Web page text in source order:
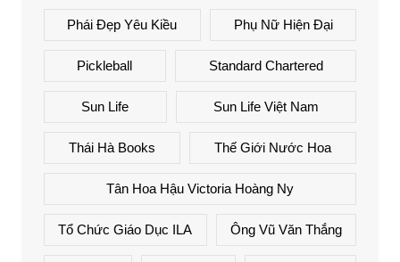
Phái Đẹp Yêu Kiều Phụ Nữ Hiện Đại
Pickleball Standard Chartered
Sun Life Sun Life Việt Nam
Thái Hà Books Thế Giới Nước Hoa
Tân Hoa Hậu Victoria Hoàng Ny
Tổ Chức Giáo Dục ILA Ông Vũ Văn Thắng